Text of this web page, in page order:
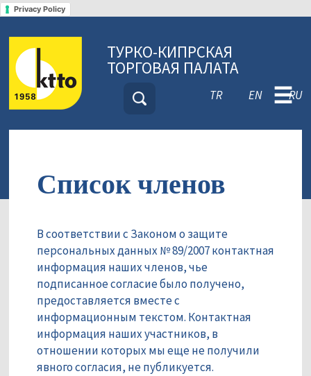
Privacy Policy
ТУРКО-КИПРСКАЯ
ТОРГОВАЯ ПАЛАТА
TR EN RU
☰
Список членов
В соответствии с Законом о защите
персональных данных № 89/2007 контактная
информация наших членов, чье
подписанное согласие было получено,
предоставляется вместе с
информационным текстом. Контактная
информация наших участников, в
отношении которых мы еще не получили
явного согласия, не публикуется.